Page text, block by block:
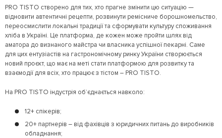
PRO TISTO створено для тих, хто прагне змінити цю ситуацію —
відновити автентичні рецепти, розвинути ремісниче борошномельство,
переосмислити локальні традиції та сформувати культуру споживання
хліба в Україні. Це платформа, де кожен може пройти шлях від
аматора до визнаного майстра чи власника успішної пекарні. Саме
для цих ентузіастів на гастрономічному ринку України створюється
новий проєкт, що має на меті стати платформою для розвитку та
взаємодії для всіх, хто працює з тістом – PRO TISTO.
На PRO TISTO індустрія обʼєднається навколо:
12+ спікерів;
20+ партнерів – від фахівців з юридичних питань до виробників
обладнання;